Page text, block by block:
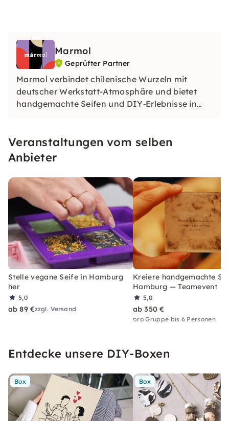
Marmol
Geprüfter Partner
Marmol verbindet chilenische Wurzeln mit
deutscher Werkstatt-Atmosphäre und bietet
handgemachte Seifen und DIY‑Erlebnisse in
Bewußtsein erleben.
Veranstaltungen vom selben
Anbieter
Stelle vegane Seife in Hamburg
her
5,0
ab 89 €zzgl. Versand
Kreiere handgemachte
Hamburg — Teamevent
5,0
ab 350 €
pro Gruppe bis 6 Personen
Entdecke unsere DIY-Boxen
Box Box